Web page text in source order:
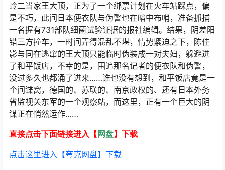
岭二当家王大顶，正为了一个绑票计划在火车站踩点，偏
是不巧，此间日本便衣队与伪警也在暗中布哨，准备抓捕
一名握有731部队细菌试验证据的报社编辑。结果，阴差阳
错三方撞车，一时间弄得混乱不堪，情势紧迫之下，陈佳
影与同在逃窜的王大顶只能临时伪装成一对夫妇，躲避进
了和平饭店，不幸的是，围追那名记者的便衣队和伪警，
没过多久也都涌了进来……谁也没有想到，和平饭店竟是一
个间谍窝，德国的、苏联的、南京政权的、还有日本外务
省监视关东军的一个观察站，而这里，正有一个巨大的阴
谋正在悄然运作……
直接点击下面链接进入【 网盘】下载
点击这里进入【夸克网盘】下载